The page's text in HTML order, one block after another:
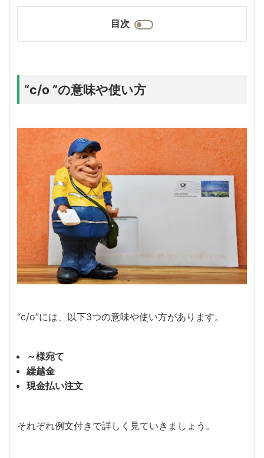
目次
“c/o ”の意味や使い方
“c/o”には、以下3つの意味や使い方があります。
～様宛て
繰越金
現金払い注文
それぞれ例文付きで詳しく見ていきましょう。